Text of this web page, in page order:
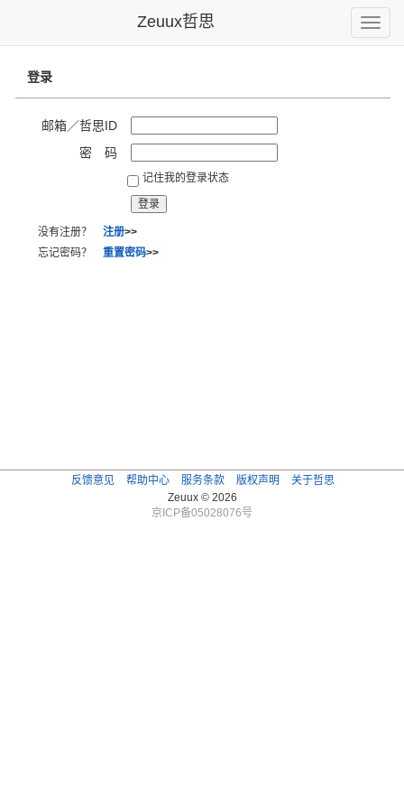
Toggle
Zeuux哲思
登录
邮箱／哲思ID
密 码
记住我的登录状态
没有注册？ 注册>>
忘记密码？ 重置密码>>
反馈意见 帮助中心 服务条款 版权声明
关于哲思
Zeuux © 2026
京ICP备05028076号